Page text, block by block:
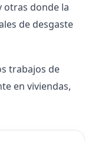
otras donde la
de desgaste
trabajos de
en viviendas,